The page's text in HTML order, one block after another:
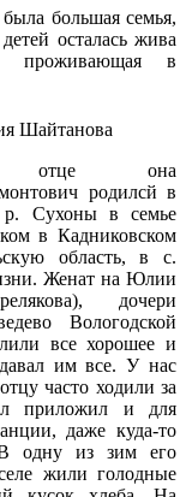
большая семья,
осталась жива
проживающая в
отце она
родилсй в
р. Сухоны в семье
в Кадниковском
область, в с.
Женат на Юлии
дочери
Вологодской
все хорошее и
им все. У нас
часто ходили за
приложил и для
даже куда-то
В одну из зим его
жили голодные